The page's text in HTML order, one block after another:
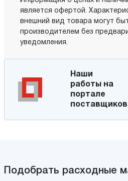
является офертой.
внешний вид товара могут
производителем без
уведомления.
Наши
работы на
портале
поставщиков
Подобрать расходные